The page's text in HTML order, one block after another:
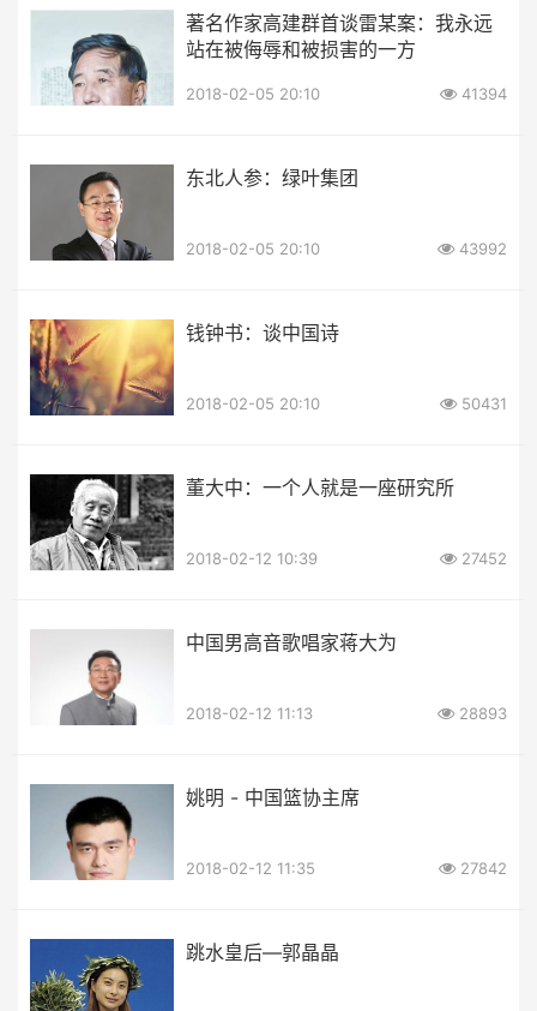
著名作家高建群首谈雷某案：我永远
站在被侮辱和被损害的一方
2018-02-05 20:10 41394
东北人参：绿叶集团
2018-02-05 20:10 43992
钱钟书：谈中国诗
2018-02-05 20:10 50431
董大中：一个人就是一座研究所
2018-02-12 10:39 27452
中国男高音歌唱家蒋大为
2018-02-12 11:13 28893
姚明 - 中国篮协主席
2018-02-12 11:35 27842
跳水皇后—郭晶晶